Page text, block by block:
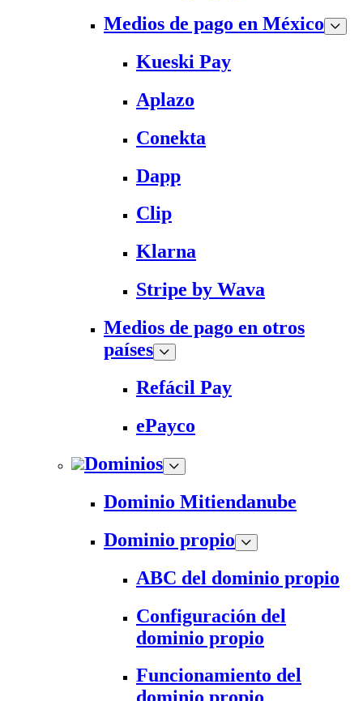
Medios de pago en México
Kueski Pay
Aplazo
Conekta
Dapp
Clip
Klarna
Stripe by Wava
Medios de pago en otros
países
Refácil Pay
ePayco
Dominios
Dominio Mitiendanube
Dominio propio
ABC del dominio propio
Configuración del
dominio propio
Funcionamiento del